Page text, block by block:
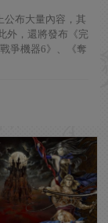
公布大量內容，其
外，還將發布《完
爭機器6》、《奪